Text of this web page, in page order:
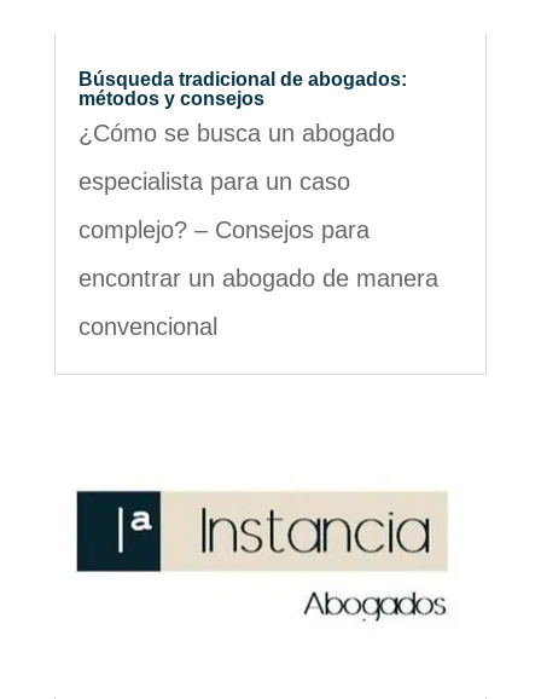
Búsqueda tradicional de abogados:
métodos y consejos
¿Cómo se busca un abogado
especialista para un caso
complejo? – Consejos para
encontrar un abogado de manera
convencional